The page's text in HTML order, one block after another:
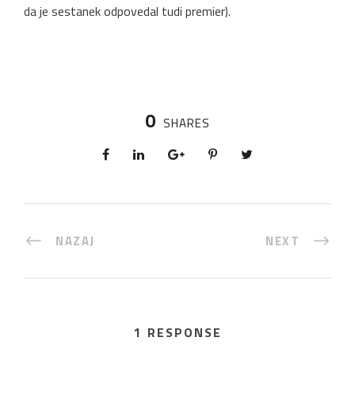
da je sestanek odpovedal tudi premier).
0 SHARES
NAZAJ NEXT
1 RESPONSE